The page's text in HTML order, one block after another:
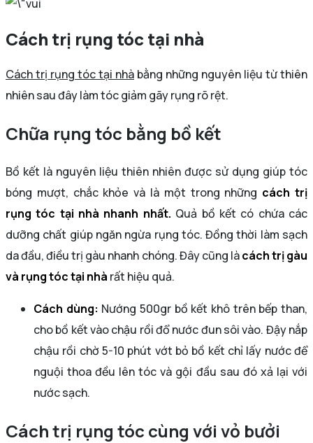
Cách trị rụng tóc tại nhà
Cách trị rụng tóc tại nhà bằng những nguyên liệu từ thiên
nhiên sau đây làm tóc giảm gãy rụng rõ rệt.
Chữa rụng tóc bằng bồ kết
Bồ kết là nguyên liệu thiên nhiên được sử dụng giúp tóc
bóng mượt, chắc khỏe và là một trong những cách trị
rụng tóc tại nhà nhanh nhất. Quả bồ kết có chứa các
dưỡng chất giúp ngăn ngừa rụng tóc. Đồng thời làm sạch
da đầu, điều trị gàu nhanh chóng. Đây cũng làcách trị gàu
và rụng tóc tại nhà rất hiệu quả.
Cách dùng: Nướng 500gr bồ kết khô trên bếp than,
cho bồ kết vào chậu rồi đổ nước đun sôi vào. Đậy nắp
chậu rồi chờ 5-10 phút vớt bỏ bồ kết chỉ lấy nước để
nguội thoa đều lên tóc và gội đầu sau đó xả lại với
nước sạch.
Cách trị rụng tóc cùng với vỏ bưởi